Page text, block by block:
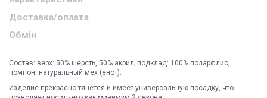
Доставка/оплата
Обмін
Состав: верх: 50% шерсть, 50% акрил; подклад: 100% поларфлис;
помпон: натуральный мех (енот).
Изделие прекрасно тянется и имеет универсальную посадку, что